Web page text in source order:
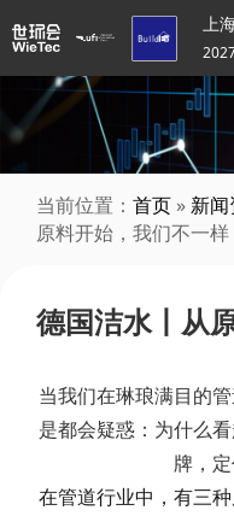
上
当前位置： 首页 » 新
原料开始，我们不一样
德国洁水丨从
当我们在琳琅满目的
是都会疑惑：为什么
牌，
在管道行业中，有三